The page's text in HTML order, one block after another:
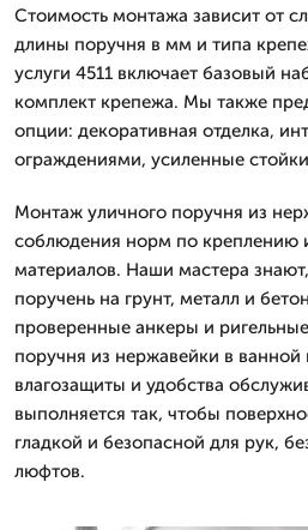
Стоимость монтажа зависит от
длины поручня в мм и типа
услуги 4511 включает базовый
комплект крепежа. Мы также
опции: декоративная отделка,
ограждениями, усиленные
Монтаж уличного поручня из
соблюдения норм по креплению
материалов. Наши мастера знают,
поручень на грунт, металл и
проверенные анкеры и
поручня из нержавейки в ванной
влагозащиты и удобства
выполняется так, чтобы
гладкой и безопасной для рук,
люфтов.